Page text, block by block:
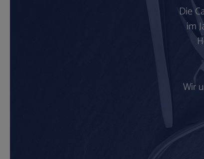
Die
im
Wir